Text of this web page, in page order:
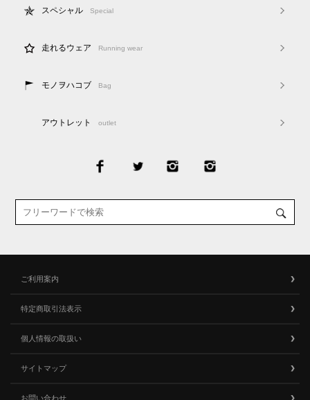
スペシャル Special
走れるウェア Running wear
モノヲハコブ Bag
アウトレット outlet
ご利用案内
特定商取引法表示
個人情報の取扱い
サイトマップ
お問い合わせ